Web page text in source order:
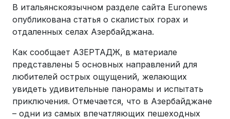
В итальянскоязычном разделе сайта Euronews
опубликована статья о скалистых горах и
отдаленных селах Азербайджана.
Как сообщает АЗЕРТАДЖ, в материале
представлены 5 основных направлений для
любителей острых ощущений, желающих
увидеть удивительные панорамы и испытать
приключения. Отмечается, что в Азербайджане
– одни из самых впечатляющих пешеходных